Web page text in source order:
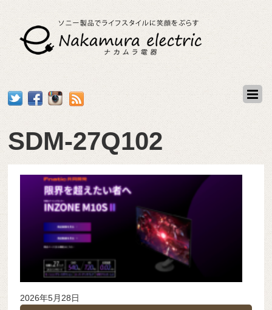
SDM-27Q102
2026年5月28日